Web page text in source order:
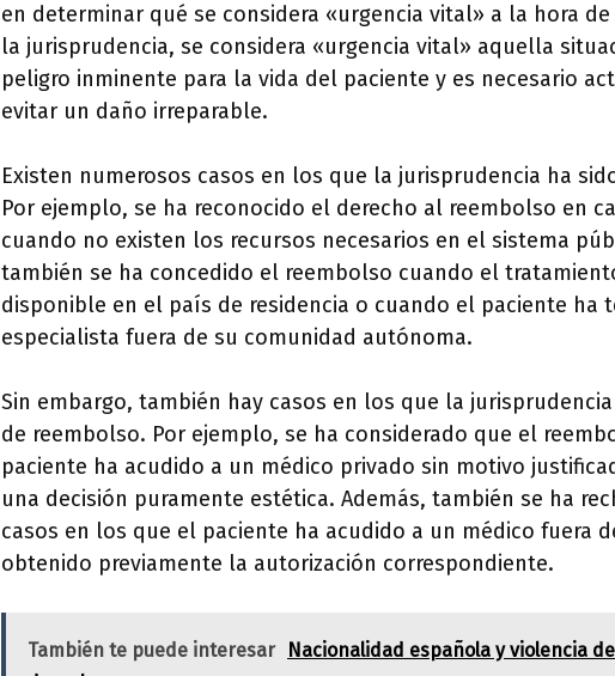
en determinar qué se considera «urgencia vital» a la hora
la jurisprudencia, se considera «urgencia vital» aquella
peligro inminente para la vida del paciente y es necesario
evitar un daño irreparable.
Existen numerosos casos en los que la jurisprudencia ha
Por ejemplo, se ha reconocido el derecho al reembolso en
cuando no existen los recursos necesarios en el sistema
también se ha concedido el reembolso cuando el
disponible en el país de residencia o cuando el paciente ha
especialista fuera de su comunidad autónoma.
Sin embargo, también hay casos en los que la
de reembolso. Por ejemplo, se ha considerado que el
paciente ha acudido a un médico privado sin motivo
una decisión puramente estética. Además, también se ha
casos en los que el paciente ha acudido a un médico fuera
obtenido previamente la autorización correspondiente.
También te puede interesar
Nacionalidad española y violencia